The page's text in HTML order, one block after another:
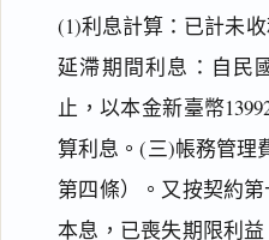
(1)利息計算：已計未
延滯期間利息：自民
止，以本金新臺幣
算利息。(三)帳務管理
第四條）。又按契約
本息，已喪失期限利